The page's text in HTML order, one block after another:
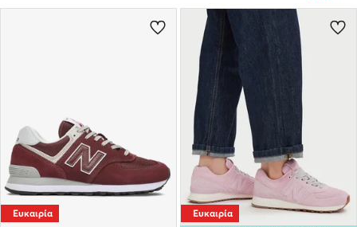
Ευκαιρία Ευκαιρία